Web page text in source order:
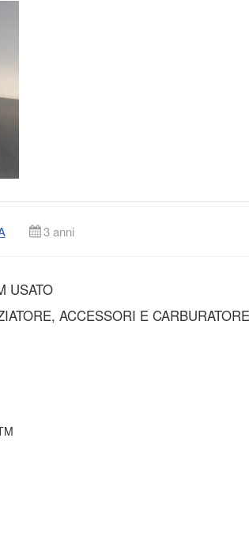
3 anni
USATO
ACCESSORI E CARBURATORE